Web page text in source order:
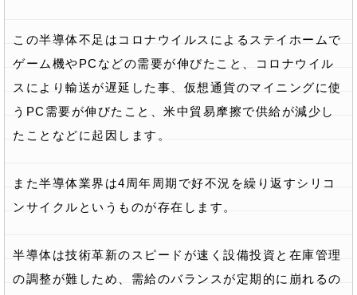
この半導体不足はコロナウイルスによるステイホームで
ゲーム機やPCなどの需要が伸びたこと、コロナウイル
スにより輸送が遅延した事、仮想通貨のマイニングに使
うPC需要が伸びたこと、米中貿易摩擦で供給が減少し
たことなどに起因します。
また半導体業界は4周年周期で好不況を繰り返すシリコ
ンサイクルというものが存在します。
半導体は技術革新のスピードが速く設備投資と在庫管理
の調整が難しため、需給のバランスが定期的に崩れるの